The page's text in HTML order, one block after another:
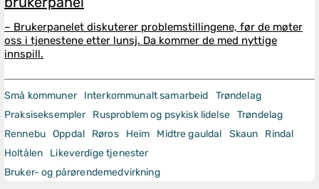
– Brukerpanelet diskuterer problemstillingene, før de møter
oss i tjenestene etter lunsj. Da kommer de med nyttige
innspill.
Små kommuner Interkommunalt samarbeid
Trøndelag
Praksiseksempler
Rusproblem og psykisk lidelse Trøndelag
Rennebu Oppdal Røros Heim Midtre gauldal Skaun
Rindal
Holtålen
Likeverdige tjenester
Bruker- og pårørendemedvirkning